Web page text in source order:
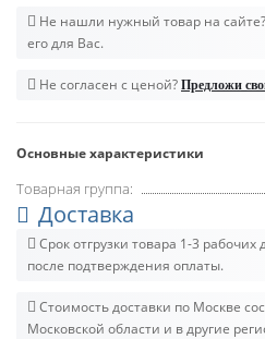
Не нашли нужный товар на сайте?
его для Вас.
Не согласен с ценой? Предложи
Основные характеристики
Товарная группа:
Доставка
Срок отгрузки товара 1-3
после подтверждения оплаты.
Стоимость доставки по Москве
Московской области и в другие